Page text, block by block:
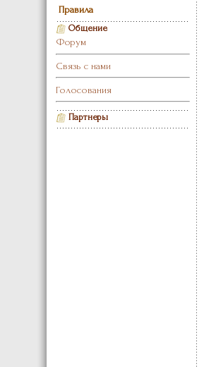
Правила
Общение
Форум
Связь с нами
Голосования
Партнеры